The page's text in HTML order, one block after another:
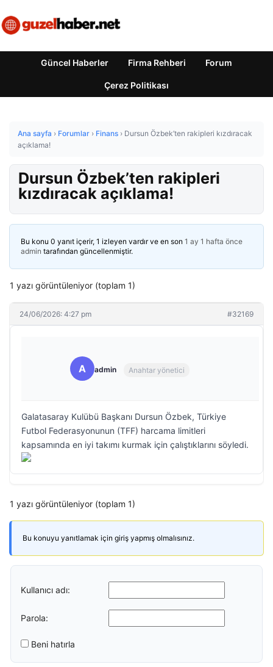
Güncel Haberler Firma Rehberi Forum
Çerez Politikası
Ana sayfa › Forumlar › Finans › Dursun Özbek’ten rakipleri kızdıracak
açıklama!
Dursun Özbek’ten rakipleri
kızdıracak açıklama!
Bu konu 0 yanıt içerir, 1 izleyen vardır ve en son 1 ay 1 hafta önce
admin tarafından güncellenmiştir.
1 yazı görüntüleniyor (toplam 1)
24/06/2026: 4:27 pm #32169
A admin Anahtar yönetici
Galatasaray Kulübü Başkanı Dursun Özbek, Türkiye
Futbol Federasyonunun (TFF) harcama limitleri
kapsamında en iyi takımı kurmak için çalıştıklarını söyledi.
1 yazı görüntüleniyor (toplam 1)
Bu konuyu yanıtlamak için giriş yapmış olmalısınız.
Kullanıcı adı:
Parola:
Beni hatırla